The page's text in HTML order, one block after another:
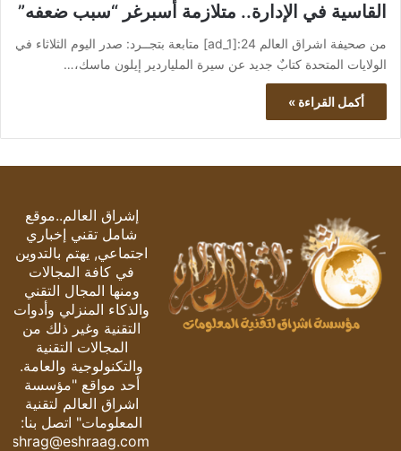
القاسية في الإدارة.. متلازمة أسبرغر “سبب ضعفه”
من صحيفة اشراق العالم 24:[ad_1] متابعة بتجــرد: صدر اليوم الثلاثاء في
الولايات المتحدة كتابٌ جديد عن سيرة الملياردير إيلون ماسك،…
أكمل القراءة »
إشراق العالم..موقع
شامل تقني إخباري
اجتماعي, يهتم بالتدوين
في كافة المجالات
ومنها المجال التقني
والذكاء المنزلي وأدوات
التقنية وغير ذلك من
المجالات التقنية
والتكنولوجية والعامة.
أحد مواقع "مؤسسة
اشراق العالم لتقنية
المعلومات" اتصل بنا:
eshrag@eshraag.com